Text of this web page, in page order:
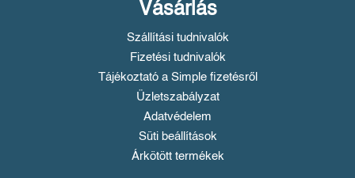
Vásárlás
Szállítási tudnivalók
Fizetési tudnivalók
Tájékoztató a Simple fizetésről
Üzletszabályzat
Adatvédelem
Süti beállítások
Árkötött termékek